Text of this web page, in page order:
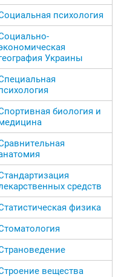
психология
Украины
биология и
средств
физика
вещества